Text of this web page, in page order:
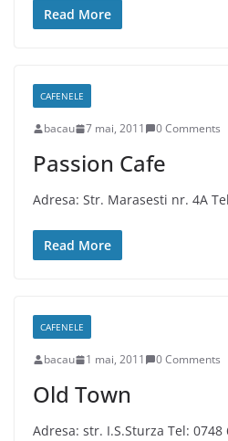
Read More
CAFENELE
bacau 7 mai, 2011 0 Comments
Passion Cafe
Adresa: Str. Marasesti nr. 4A
Read More
CAFENELE
bacau 1 mai, 2011 0 Comments
Old Town
Adresa: str. I.S.Sturza Tel: 0748